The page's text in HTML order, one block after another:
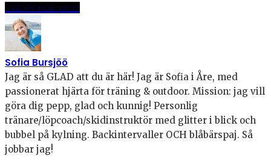
DelaPinnaE-post
Sofia Bursjöö
Jag är så GLAD att du är här! Jag är Sofia i Åre, med
passionerat hjärta för träning & outdoor. Mission: jag vill
göra dig pepp, glad och kunnig! Personlig
tränare/löpcoach/skidinstruktör med glitter i blick och
bubbel på kylning. Backintervaller OCH blåbärspaj. Så
jobbar jag!